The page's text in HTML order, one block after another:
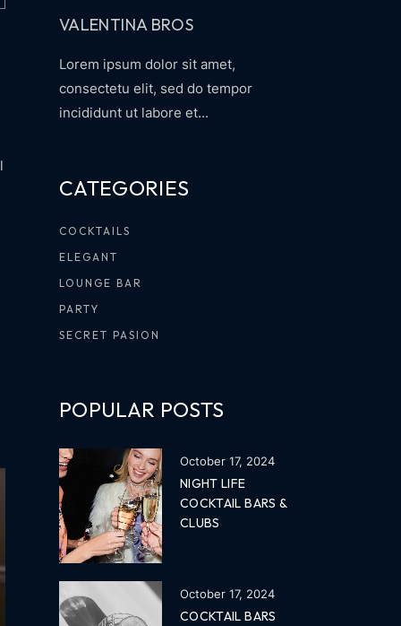
VALENTINA BROS
Lorem ipsum dolor sit amet,
consectetu elit, sed do tempor
incididunt ut labore et...
CATEGORIES
COCKTAILS
ELEGANT
LOUNGE BAR
PARTY
SECRET PASION
POPULAR POSTS
October 17, 2024
NIGHT LIFE
COCKTAIL BARS &
CLUBS
October 17, 2024
COCKTAIL BARS